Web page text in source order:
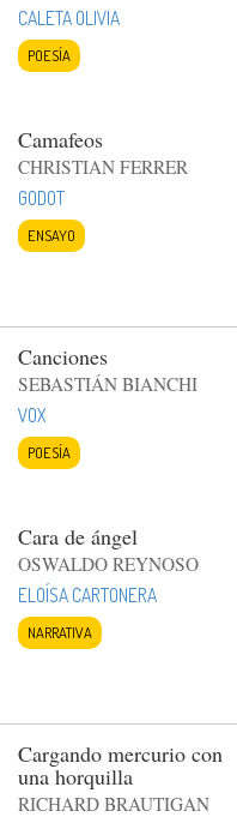
CALETA OLIVIA
POESÍA
Camafeos
CHRISTIAN FERRER
GODOT
ENSAYO
Canciones
SEBASTIÁN BIANCHI
VOX
POESÍA
Cara de ángel
OSWALDO REYNOSO
ELOÍSA CARTONERA
NARRATIVA
Cargando mercurio con
una horquilla
RICHARD BRAUTIGAN